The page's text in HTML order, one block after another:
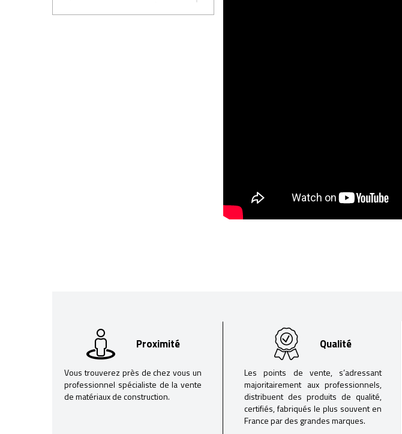
de 58% des émissions de CO2*
Proximité
Vous trouverez près de chez vous un
professionnel spécialiste de la vente
de matériaux de construction.
Qualité
Les points de vente, s’adressant
majoritairement aux professionnels,
distribuent des produits de qualité,
certifiés, fabriqués le plus souvent en
France par des grandes marques.